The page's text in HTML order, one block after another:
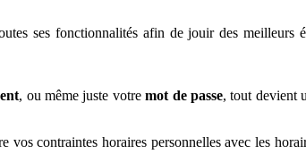
ses fonctionnalités afin de jouir des meilleurs
, ou même juste votremot de passe, tout devient
contraintes horaires personnelles avec les